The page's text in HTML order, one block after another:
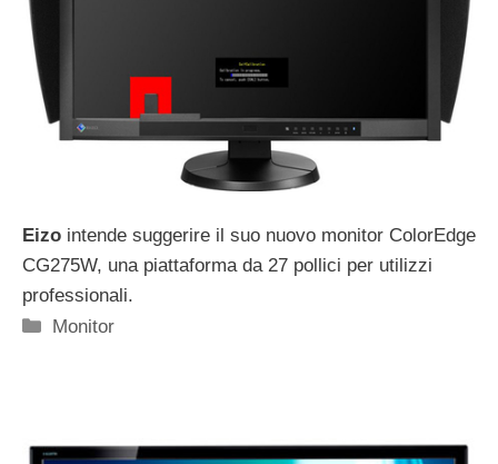
Eizo intende suggerire il suo nuovo monitor ColorEdge
CG275W, una piattaforma da 27 pollici per utilizzi
professionali.
Categorie
Monitor